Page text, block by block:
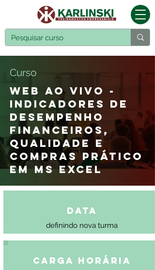
Curso
WEB AO VIVO -
INDICADORES DE
DESEMPENHO
FINANCEIROS,
QUALIDADE E
COMPRAS PRÁTICO
EM MS EXCEL
Data
definindo nova turma
Carga Horária